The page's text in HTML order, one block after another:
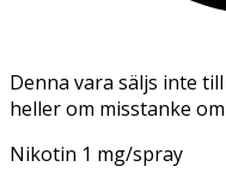
Denna vara säljs inte
heller om misstanke
Nikotin 1 mg/spray